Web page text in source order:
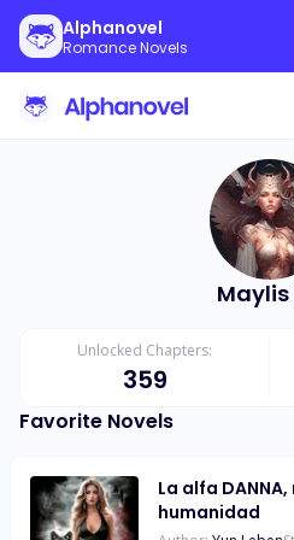
Alphanovel
Romance Novels
Maylis
Unlocked Chapters:
359
Favorite Novels
La alfa
humanidad